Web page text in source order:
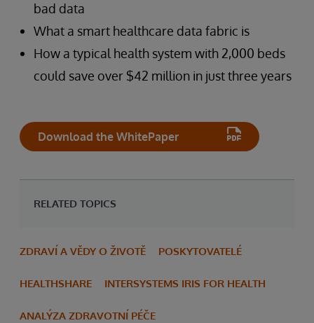
bad data
What a smart healthcare data fabric is
How a typical health system with 2,000 beds
could save over $42 million in just three years
Download the WhitePaper
RELATED TOPICS
ZDRAVÍ A VĚDY O ŽIVOTĚ POSKYTOVATELÉ
HEALTHSHARE INTERSYSTEMS IRIS FOR HEALTH
ANALÝZA ZDRAVOTNÍ PÉČE